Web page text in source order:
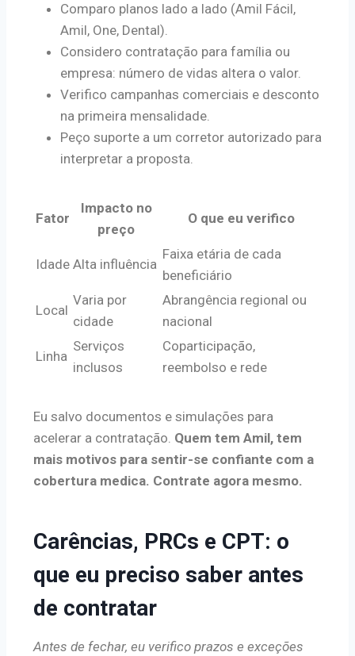
Comparo planos lado a lado (Amil Fácil,
Amil, One, Dental).
Considero contratação para família ou
empresa: número de vidas altera o valor.
Verifico campanhas comerciais e desconto
na primeira mensalidade.
Peço suporte a um corretor autorizado para
interpretar a proposta.
Fator
Impacto no
preço
O que eu verifico
Idade Alta influência
Faixa etária de cada
beneficiário
Local
Varia por
cidade
Abrangência regional ou
nacional
Linha
Serviços
inclusos
Coparticipação,
reembolso e rede
Eu salvo documentos e simulações para
acelerar a contratação. Quem tem Amil, tem
mais motivos para sentir-se confiante com a
cobertura medica. Contrate agora mesmo.
Carências, PRCs e CPT: o
que eu preciso saber antes
de contratar
Antes de fechar, eu verifico prazos e exceções